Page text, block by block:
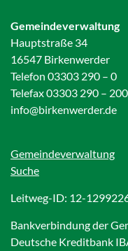
Gemeindeverwaltung
Hauptstraße 34
16547 Birkenwerder
Telefon 03303 290 – 0
Telefax 03303 290 – 200
info@birkenwerder.de
Gemeindeverwaltung
Suche
Leitweg-ID: 12-
Bankverbindung der
Deutsche Kreditbank